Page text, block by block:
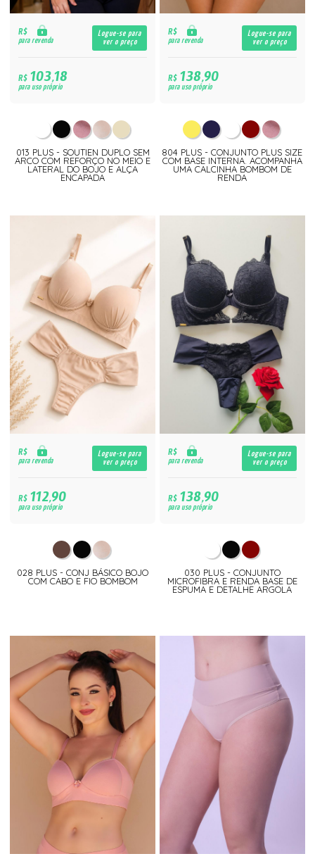
R$
para revenda
Logue-se para
ver o preço
R$103,18
para uso próprio
013 PLUS - SOUTIEN DUPLO SEM
ARCO COM REFORÇO NO MEIO E
LATERAL DO BOJO E ALÇA
ENCAPADA
R$
para revenda
Logue-se para
ver o preço
R$138,90
para uso próprio
804 PLUS - CONJUNTO PLUS SIZE
COM BASE INTERNA. ACOMPANHA
UMA CALCINHA BOMBOM DE
RENDA
R$
para revenda
Logue-se para
ver o preço
R$112,90
para uso próprio
028 PLUS - CONJ BÁSICO BOJO
COM CABO E FIO BOMBOM
R$
para revenda
Logue-se para
ver o preço
R$138,90
para uso próprio
030 PLUS - CONJUNTO
MICROFIBRA E RENDA BASE DE
ESPUMA E DETALHE ARGOLA